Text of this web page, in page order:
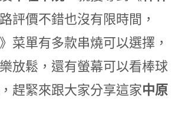
評價不錯也沒有限時間，
菜單有多款串燒可以選擇，
放鬆，還有螢幕可以看棒球
趕緊來跟大家分享這家中原